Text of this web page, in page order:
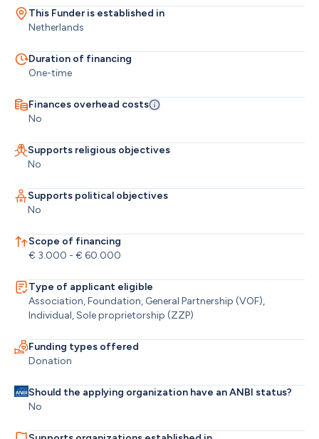
This Funder is established in
Netherlands
Duration of financing
One-time
Finances overhead costs
No
Supports religious objectives
No
Supports political objectives
No
Scope of financing
€ 3.000 - € 60.000
Type of applicant eligible
Association, Foundation, General Partnership (VOF),
Individual, Sole proprietorship (ZZP)
Funding types offered
Donation
Should the applying organization have an ANBI status?
No